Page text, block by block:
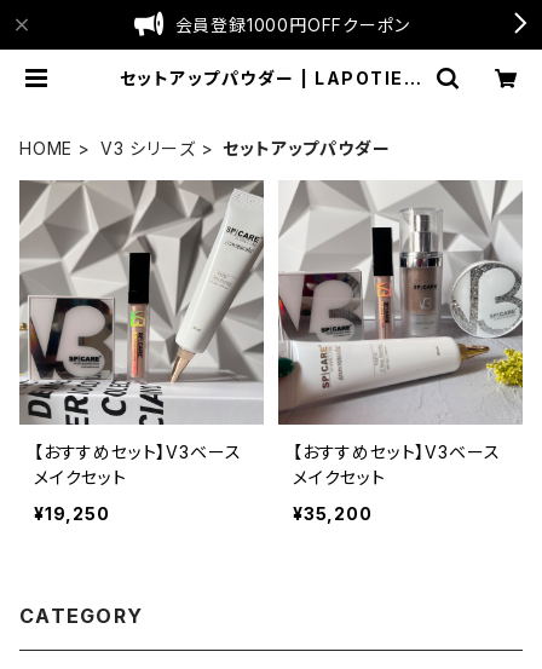
会員登録1000円OFFクーポン
セットアップパウダー | LAPOTIE公
HOME V3 シリーズ セットアップパウダー
【おすすめセット】V3ベース
メイクセット
¥19,250
【おすすめセット】V3ベース
メイクセット
¥35,200
CATEGORY